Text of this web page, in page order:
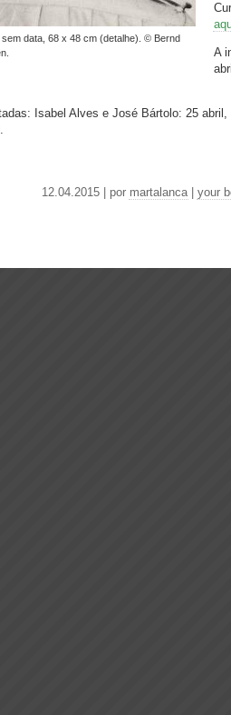
A
Isabel Alves e José Bártolo: 25
12.04.2015 | por martalanca| your